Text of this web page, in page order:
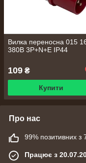
Вилка переносна 015
380В 3Р+N+Е IP44
109 ₴
Купити
Про нас
99% позитивних з
Працює з